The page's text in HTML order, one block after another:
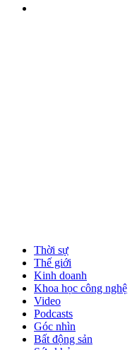
Thời sự
Thế giới
Kinh doanh
Khoa học công nghệ
Video
Podcasts
Góc nhìn
Bất động sản